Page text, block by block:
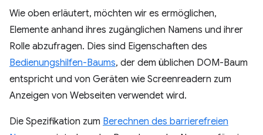
Wie oben erläutert, möchten wir es ermöglichen,
Elemente anhand ihres zugänglichen Namens und ihrer
Rolle abzufragen. Dies sind Eigenschaften des
Bedienungshilfen-Baums, der dem üblichen DOM-Baum
entspricht und von Geräten wie Screenreadern zum
Anzeigen von Webseiten verwendet wird.
Die Spezifikation zum Berechnen des barrierefreien